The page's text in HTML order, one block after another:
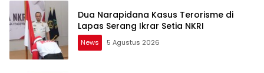
Dua Narapidana Kasus Terorisme di
Lapas Serang Ikrar Setia NKRI
News 5 Agustus 2026